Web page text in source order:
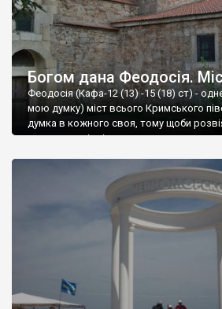
Богом дана Феодосія.
Феодосія (Кафа-12 (13) -15 (18) ст) -
мою думку) міст всього Кримського
думка в кожного своя, тому щоби
запрошую відвідати це